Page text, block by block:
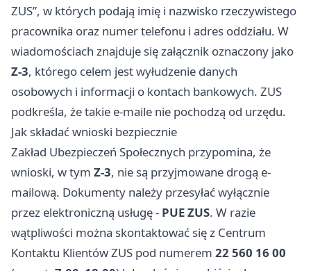
ZUS”, w których podają imię i nazwisko rzeczywistego
pracownika oraz numer telefonu i adres oddziału. W
wiadomościach znajduje się załącznik oznaczony jako
Z-3, którego celem jest wyłudzenie danych
osobowych i informacji o kontach bankowych. ZUS
podkreśla, że takie e-maile nie pochodzą od urzędu.
Jak składać wnioski bezpiecznie
Zakład Ubezpieczeń Społecznych przypomina, że
wnioski, w tym Z-3, nie są przyjmowane drogą e-
mailową. Dokumenty należy przesyłać wyłącznie
przez elektroniczną usługę - PUE ZUS. W razie
wątpliwości można skontaktować się z Centrum
Kontaktu Klientów ZUS pod numerem 22 560 16 00